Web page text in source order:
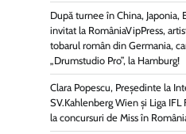
După turnee în China,
invitat la RomâniaVipPress,
tobarul român din Germania,
„Drumstudio Pro”, la Hamburg!
Clara Popescu, Președinte la
SV.Kahlenberg Wien şi Liga
la concursuri de Miss în